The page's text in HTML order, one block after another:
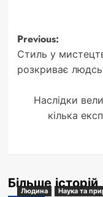
Post
Previous:
Стиль у
розкриває
Наслідки
кілька
Більше історій
Людина Наука та